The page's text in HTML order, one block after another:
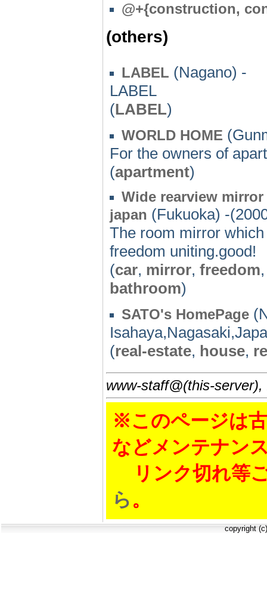
@+{construction,
(others)
LABEL (Nagano) -
LABEL
(LABEL)
WORLD HOME
For the owners of
(apartment)
Wide rearview
japan (Fukuoka) -
The room mirror
freedom uniting.good!
(car, mirror, freedom
bathroom)
SATO's HomePage
(real-estate, house,
www-staff@(this-
※このページは
などメンテナン
リンク切れ等
ら。
copyright